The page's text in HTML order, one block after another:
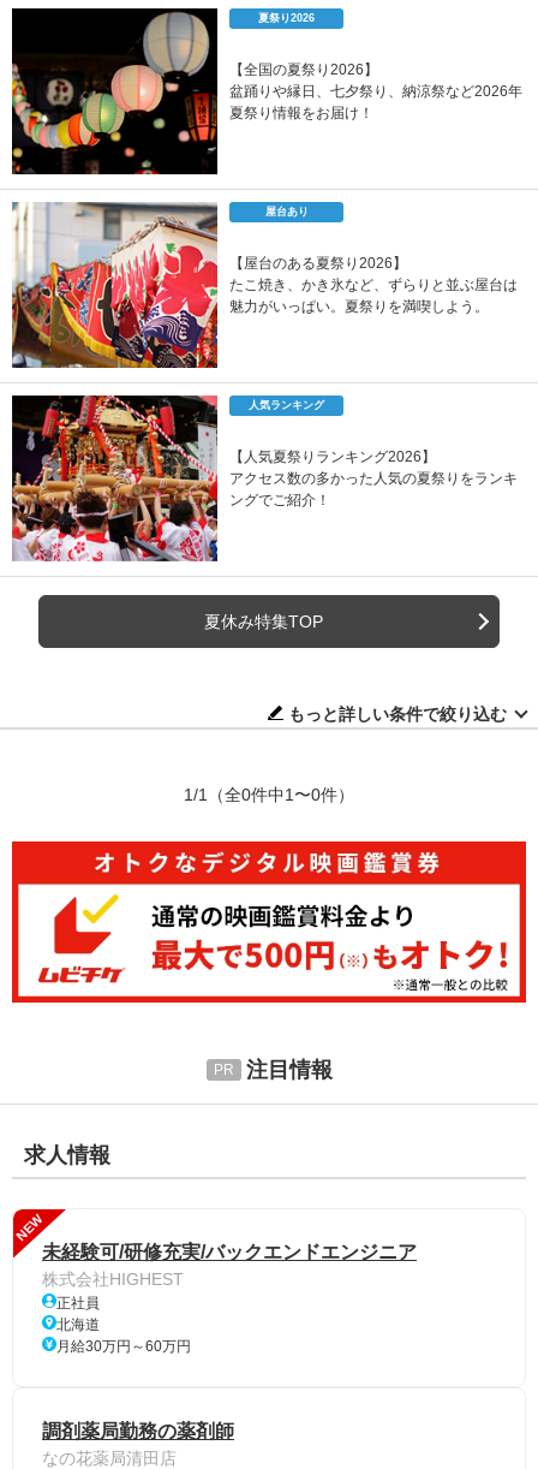
夏祭り2026
【全国の夏祭り2026】
盆踊りや縁日、七夕祭り、納涼祭など2026年
夏祭り情報をお届け！
屋台あり
【屋台のある夏祭り2026】
たこ焼き、かき氷など、ずらりと並ぶ屋台は
魅力がいっぱい。夏祭りを満喫しよう。
人気ランキング
【人気夏祭りランキング2026】
アクセス数の多かった人気の夏祭りをランキ
ングでご紹介！
夏休み特集TOP
もっと詳しい条件で絞り込む
1/1 （全0件中1〜0件）
注目情報
求人情報
NEW
未経験可/研修充実/バックエンドエンジニア
株式会社HIGHEST
正社員
北海道
月給30万円～60万円
調剤薬局勤務の薬剤師
なの花薬局清田店